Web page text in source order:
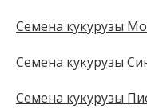
Семена кукурузы
Семена кукурузы
Семена кукурузы